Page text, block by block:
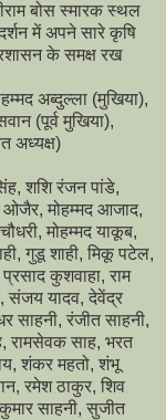
बोस स्मारक स्थल
में अपने सारे कृषि
के समक्ष रख
अब्दुल्ला (मुखिया),
(पूर्व मुखिया),
अध्यक्ष)
शशि रंजन पांडे,
ओजैर, मोहम्मद आजाद,
मोहम्मद याकूब,
गुडू शाही, मिकू पटेल,
कुशवाहा, राम
संजय यादव, देवेंद्र
साहनी, रंजीत साहनी,
रामसेवक साह, भरत
शंकर महतो, शंभू
रमेश ठाकुर, शिव
साहनी, सुजीत